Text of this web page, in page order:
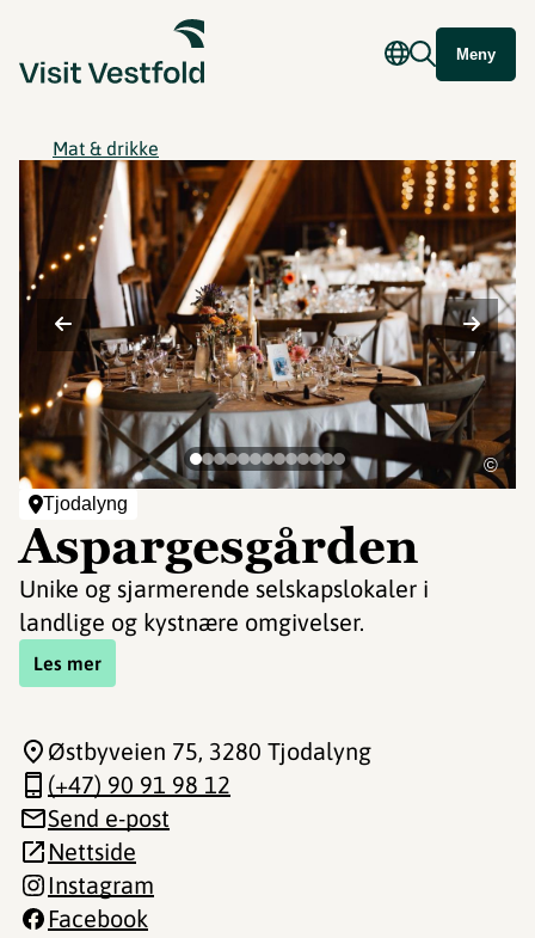
Meny
Mat & drikke
Tjodalyng
Aspargesgården
Unike og sjarmerende selskapslokaler i
landlige og kystnære omgivelser.
Les mer
©
Østbyveien 75, 3280 Tjodalyng
(+47) 90 91 98 12
Send e-post
Nettside
Instagram
Facebook